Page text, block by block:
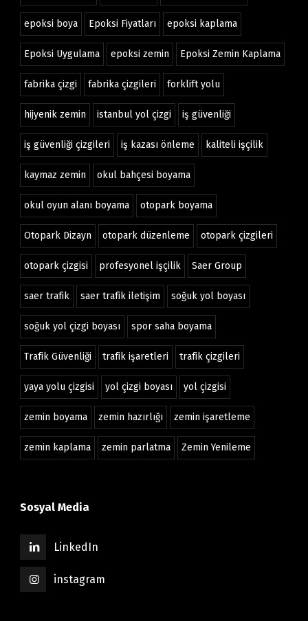
epoksi boya Epoksi Fiyatları epoksi kaplama
Epoksi Uygulama epoksi zemin Epoksi Zemin Kaplama
fabrika çizgi fabrika çizgileri forklift yolu
hijyenik zemin istanbul yol çizgi iş güvenliği
iş güvenliği çizgileri iş kazası önleme kaliteli işçilik
kaymaz zemin okul bahçesi boyama
okul oyun alanı boyama otopark boyama
Otopark Dizayn otopark düzenleme otopark çizgileri
otopark çizgisi profesyonel işçilik Saer Group
saer trafik saer trafik iletişim soğuk yol boyası
soğuk yol çizgi boyası spor saha boyama
Trafik Güvenliği trafik işaretleri trafik çizgileri
yaya yolu çizgisi yol çizgi boyası yol çizgisi
zemin boyama zemin hazırlığı zemin işaretleme
zemin kaplama zemin parlatma Zemin Yenileme
Sosyal Media
LinkedIn
instagram